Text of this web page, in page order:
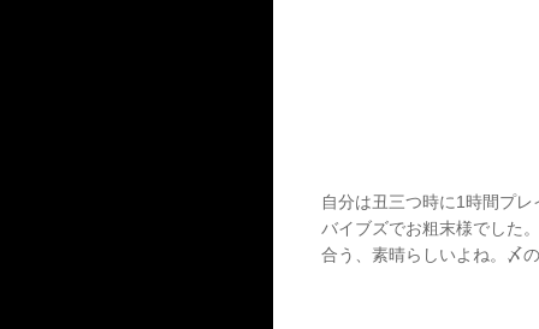
自分は丑三つ時に1時間プ
バイブズでお粗末様でした
合う、素晴らしいよね。〆